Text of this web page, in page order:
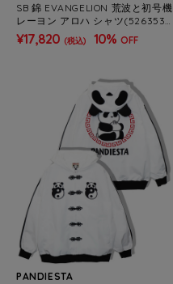
SB 錦 EVANGELION 荒波と初号機
レーヨン アロハ シャツ(526353
MENS/WOMENS)
¥17,820 (税込) 10% OFF
PANDIESTA